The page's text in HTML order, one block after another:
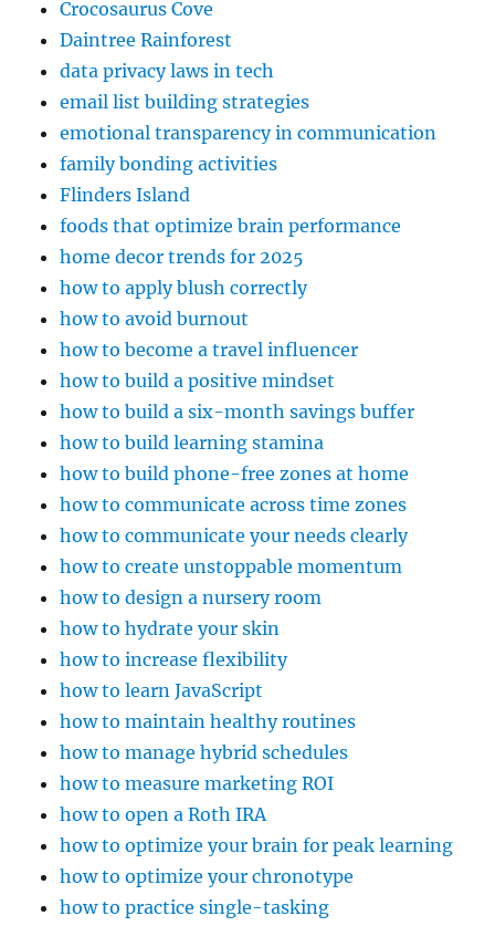
Crocosaurus Cove
Daintree Rainforest
data privacy laws in tech
email list building strategies
emotional transparency in communication
family bonding activities
Flinders Island
foods that optimize brain performance
home decor trends for 2025
how to apply blush correctly
how to avoid burnout
how to become a travel influencer
how to build a positive mindset
how to build a six-month savings buffer
how to build learning stamina
how to build phone-free zones at home
how to communicate across time zones
how to communicate your needs clearly
how to create unstoppable momentum
how to design a nursery room
how to hydrate your skin
how to increase flexibility
how to learn JavaScript
how to maintain healthy routines
how to manage hybrid schedules
how to measure marketing ROI
how to open a Roth IRA
how to optimize your brain for peak learning
how to optimize your chronotype
how to practice single-tasking